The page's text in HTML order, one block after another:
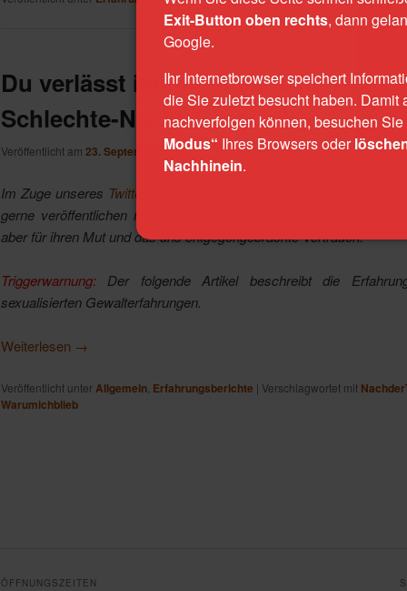
Du verlässt ihn nicht einfach: Eine
Schlechte-Nacht-Geschichte
Veröffentlicht am 23. September 2014von Nadine Thiel
Im Zuge unseres Twitter- und Blog-Aufrufs
gerne veröffentlichen möchten. Die Autorin möchte ungenannt
aber für ihren Mut und das uns entgegengebrachte Vertrauen.
Triggerwarnung: Der folgende Artikel beschreibt die
sexualisierten Gewalterfahrungen.
Weiterlesen →
Veröffentlicht unterAllgemein Erfahrungsberichte | Verschlagwortet mit
Warumichblieb
ÖFFNUNGSZEITEN
Exit-Button oben rechts, dann
Google.
Ihr Internetbrowser speichert
die Sie zuletzt besucht haben. Damit
nachverfolgen können, besuchen
Modus“ Ihres Browsers oder
Nachhinein.